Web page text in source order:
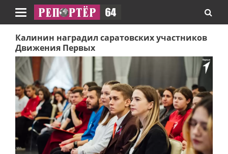
Навигация
Калинин наградил саратовских участников
Движения Первых